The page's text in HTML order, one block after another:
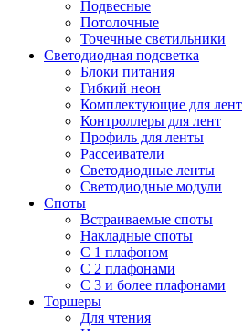
Подвесные
Потолочные
Точечные светильники
Светодиодная подсветка
Блоки питания
Гибкий неон
Комплектующие для лент
Контроллеры для лент
Профиль для ленты
Рассеиватели
Светодиодные ленты
Светодиодные модули
Споты
Встраиваемые споты
Накладные споты
С 1 плафоном
С 2 плафонами
С 3 и более плафонами
Торшеры
Для чтения